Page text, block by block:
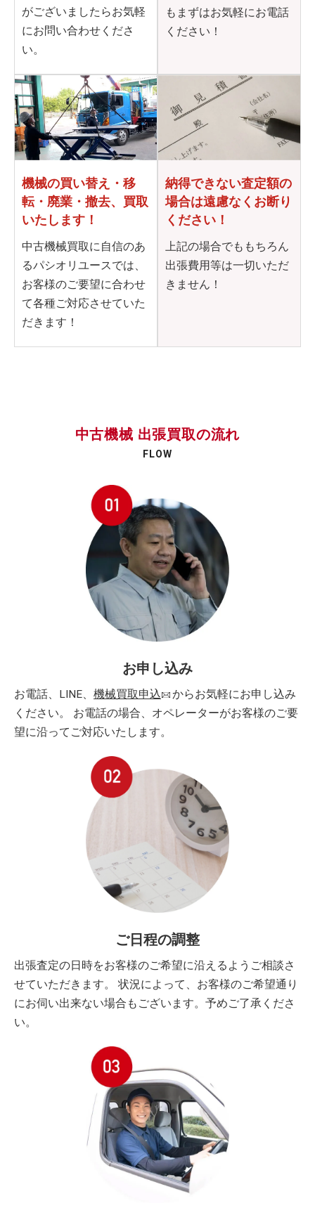
がございましたらお気軽
にお問い合わせくださ
い。
もまずはお気軽にお電話
ください！
機械の買い替え・移
転・ 廃業・撤去、買取
いたします！
中古機械買取に自信のあ
るパシオリユースでは、
お客様のご要望に合わせ
て各種ご対応させていた
だきます！
納得できない査定額の
場合は遠慮なくお断り
ください！
上記の場合でももちろん
出張費用等は一切いただ
きません！
中古機械 出張買取の流れ
FLOW
お申し込み
お電話、LINE、 機械買取申込
からお気軽にお申し込み
ください。 お電話の場合、オペレーターがお客様のご要
望に沿ってご対応いたします。
ご日程の調整
出張査定の日時をお客様のご希望に沿えるようご相談さ
せていただきます。 状況によって、お客様のご希望通り
にお伺い出来ない場合もございます。予めご了承くださ
い。